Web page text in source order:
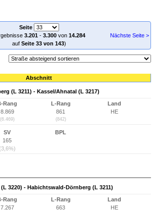
Seite
3.201- 3.300von 14.284
auf Seite 33 von 143)
Nächste Seite >
Abschnitt
(L 3211) - Kassel/Ahnatal (L 3217)
Rang
8.869
(6.469)
L-Rang
861
(842)
Land
HE
SV
165
(3,6%)
BPL
3220) - Habichtswald-Dörnberg (L 3211)
Rang
7.267
L-Rang
663
Land
HE